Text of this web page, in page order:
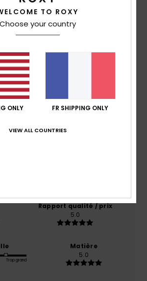
(Loi Agec)
Note moyenne
5.0
Rapport qualité / prix
5.0
Trop grand
Matière
5.0
TO ROXY
Choose your country
ONLY FR SHIPPING ONLY
VIEW ALL COUNTRIES